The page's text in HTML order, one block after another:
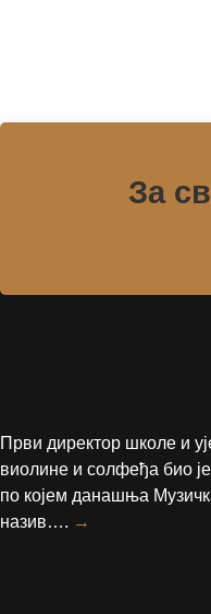
За
Први директор школе и
виолине и солфеђа био
по којем данашња
назив…. →